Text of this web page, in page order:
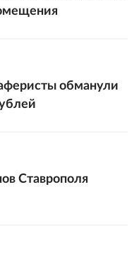
обманули
Ставрополя